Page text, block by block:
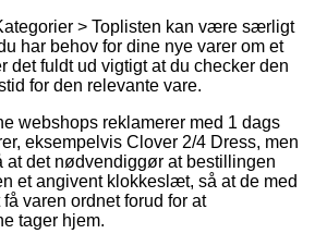
> Toplisten kan være særligt
har behov for dine nye varer om et
det fuldt ud vigtigt at du checker den
for den relevante vare.
webshops reklamerer med 1 dags
eksempelvis Clover 2/4 Dress, men
det nødvendiggør at bestillingen
et angivent klokkeslæt, så at de med
varen ordnet forud for at
tager hjem.